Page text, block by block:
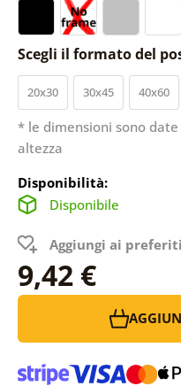
Scegli il formato del
20x30 30x45 40x60
* le dimensioni sono
altezza
Disponibilità:
Disponibile
Aggiungi ai preferiti
9,42 €